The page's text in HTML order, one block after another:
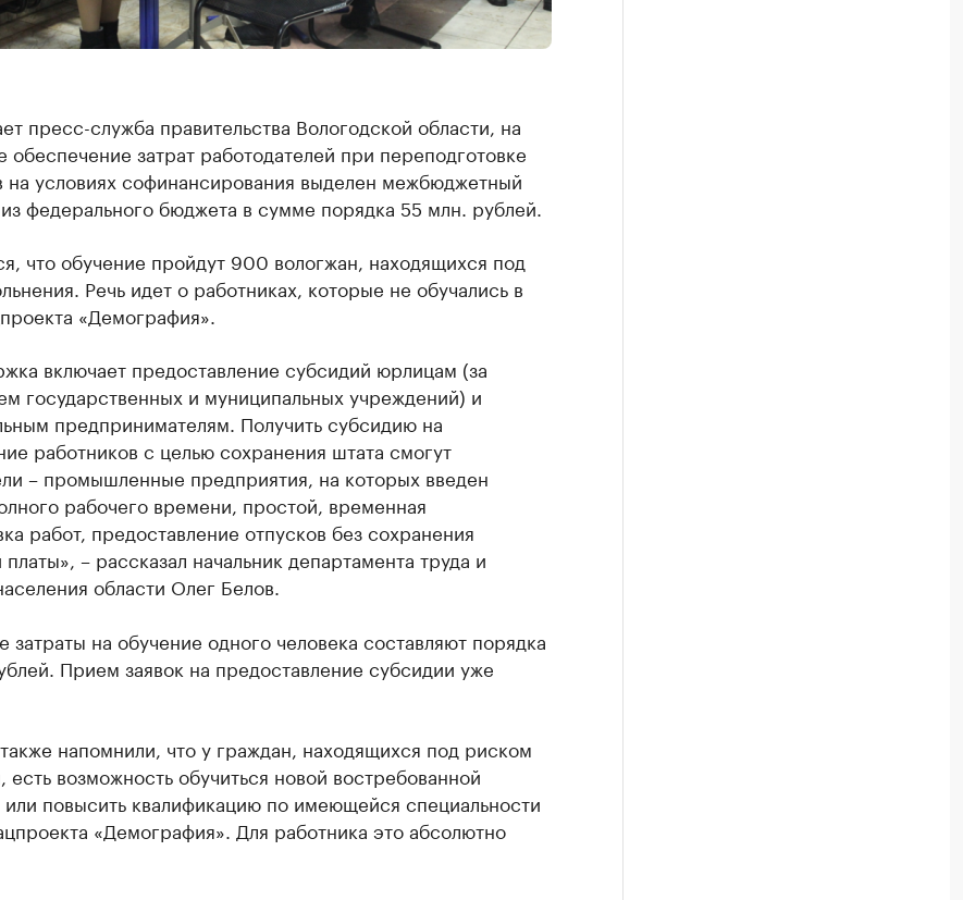
пресс-служба правительства Вологодской области, на
обеспечение затрат работодателей при переподготовке
на условиях софинансирования выделен межбюджетный
федерального бюджета в сумме порядка 55 млн. рублей.
что обучение пройдут 900 вологжан, находящихся под
Речь идет о работниках, которые не обучались в
«Демография».
включает предоставление субсидий юрлицам (за
государственных и муниципальных учреждений) и
предпринимателям. Получить субсидию на
работников с целью сохранения штата смогут
– промышленные предприятия, на которых введен
рабочего времени, простой, временная
работ, предоставление отпусков без сохранения
– рассказал начальник департамента труда и
области Олег Белов.
затраты на обучение одного человека составляют порядка
Прием заявок на предоставление субсидии уже
напомнили, что у граждан, находящихся под риском
есть возможность обучиться новой востребованной
повысить квалификацию по имеющейся специальности
«Демография». Для работника это абсолютно